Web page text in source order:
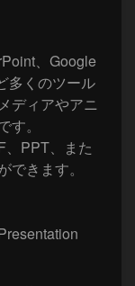
、Google
多くのツール
ディアやアニ
。
PPT、また
きます。